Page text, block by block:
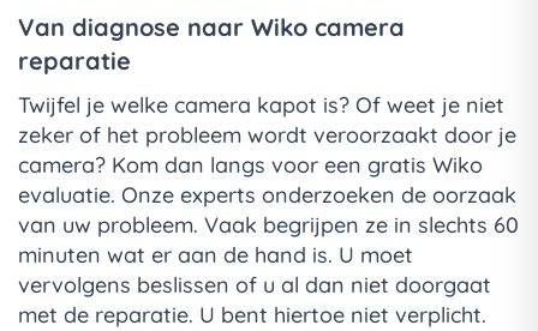
Van diagnose naar Wiko camera
reparatie
Twijfel je welke camera kapot is? Of weet je niet
zeker of het probleem wordt veroorzaakt door je
camera? Kom dan langs voor een gratis Wiko
evaluatie. Onze experts onderzoeken de oorzaak
van uw probleem. Vaak begrijpen ze in slechts 60
minuten wat er aan de hand is. U moet
vervolgens beslissen of u al dan niet doorgaat
met de reparatie. U bent hiertoe niet verplicht.